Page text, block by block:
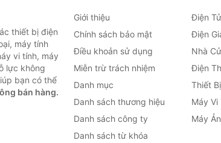
thiết bị điện
máy tính
vi tính, máy
lực không
bạn có thể
bán hàng.
Giới thiệu
Chính sách bảo mật
Điều khoản sử dụng
Miễn trừ trách nhiệm
Danh mục
Danh sách thương hiệu
Danh sách công ty
Danh sách từ khóa
Điện
Điện
Nhà
Điện
Thiết
Máy
Máy